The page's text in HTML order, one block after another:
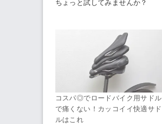
ちょっと試してみませんか？
コスパ◎でロードバイク用サドル
で痛くない！カッコイイ快適サド
ルはこれ